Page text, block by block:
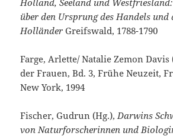
über den Ursprung des Handels
Holländer Greifswald, 1788-1790
Farge, Arlette/ Natalie Zemon Davis
der Frauen, Bd. 3, Frühe Neuzeit,
New York, 1994
Fischer, Gudrun (Hg.), Darwins
von Naturforscherinnen und